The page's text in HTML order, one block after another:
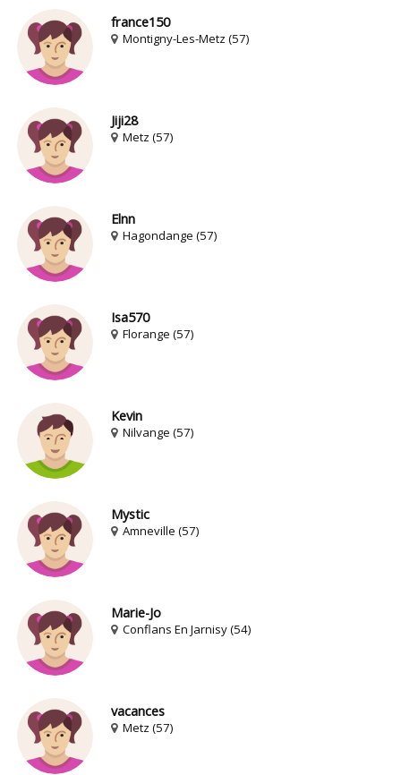
france150
Montigny-Les-Metz (57)
Jiji28
Metz (57)
Elnn
Hagondange (57)
Isa570
Florange (57)
Kevin
Nilvange (57)
Mystic
Amneville (57)
Marie-Jo
Conflans En Jarnisy (54)
vacances
Metz (57)